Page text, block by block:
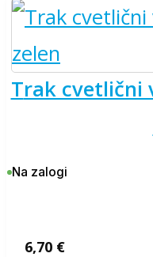
trak cvetlični vzorec 40mm 20m –
Na zalogi
6,70 €